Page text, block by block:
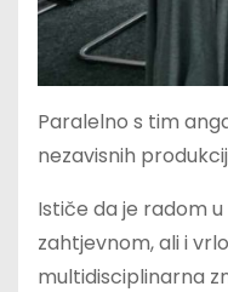
Paralelno s tim
nezavisnih
Ističe da je radom
zahtjevnom, ali i
multidisciplinarna